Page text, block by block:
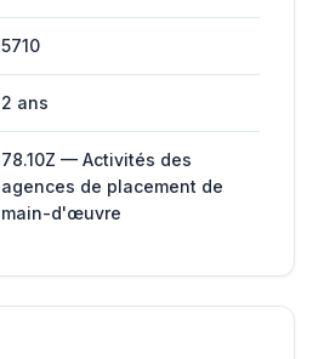
5710
2 ans
78.10Z — Activités des
agences de placement de
main-d'œuvre